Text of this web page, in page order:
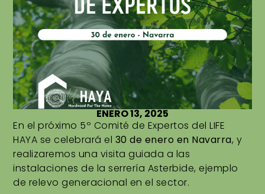
ENERO 13, 2025
En el próximo 5º Comité de Expertos del LIFE
HAYA se celebrará el 30 de enero en Navarra, y
realizaremos una visita guiada a las
instalaciones de la serrería Asterbide, ejemplo
de relevo generacional en el sector.